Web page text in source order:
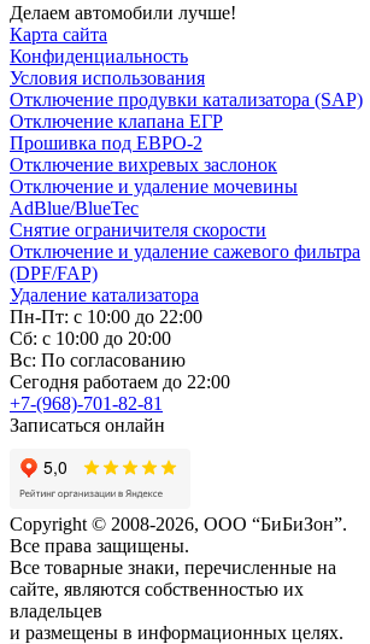
Делаем автомобили лучше!
Карта сайта
Конфиденциальность
Условия использования
Отключение продувки катализатора (SAP)
Отключение клапана ЕГР
Прошивка под ЕВРО-2
Отключение вихревых заслонок
Отключение и удаление мочевины
AdBlue/BlueTec
Снятие ограничителя скорости
Отключение и удаление сажевого фильтра
(DPF/FAP)
Удаление катализатора
Пн-Пт: с 10:00 до 22:00
Сб: с 10:00 до 20:00
Вс: По согласованию
Сегодня работаем до 22:00
+7-(968)-701-82-81
Записаться онлайн
Copyright © 2008-2026, ООО “БиБиЗон”.
Все права защищены.
Все товарные знаки, перечисленные на
сайте, являются собственностью их
владельцев
и размещены в информационных целях.